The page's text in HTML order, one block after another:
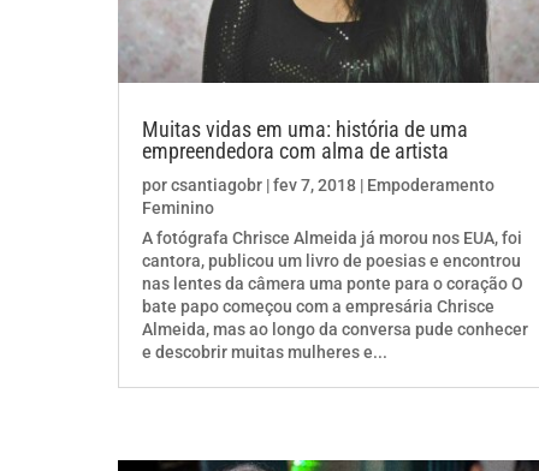
Muitas vidas em uma: história de uma
empreendedora com alma de artista
porcsantiagobr |fev 7, 2018 | Empoderamento
Feminino
A fotógrafa Chrisce Almeida já morou nos EUA, foi
cantora, publicou um livro de poesias e encontrou
nas lentes da câmera uma ponte para o coração O
bate papo começou com a empresária Chrisce
Almeida, mas ao longo da conversa pude conhecer
e descobrir muitas mulheres e...